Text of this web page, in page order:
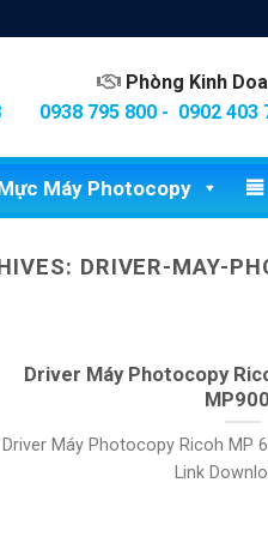
Phòng Kinh
0938 795 800 - 0902 403
Máy Photocopy
DRIVER-MAY-
Driver Máy Photocopy
Driver Máy Photocopy Ricoh MP
Link